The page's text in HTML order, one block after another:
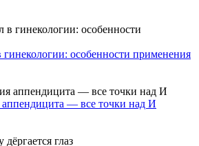
особенности применения
аппендицита — все точки над И